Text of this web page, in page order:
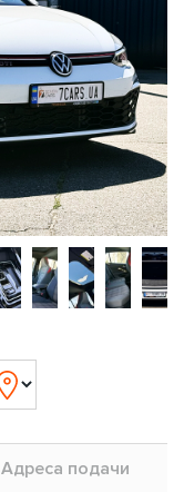
Адреса подачи